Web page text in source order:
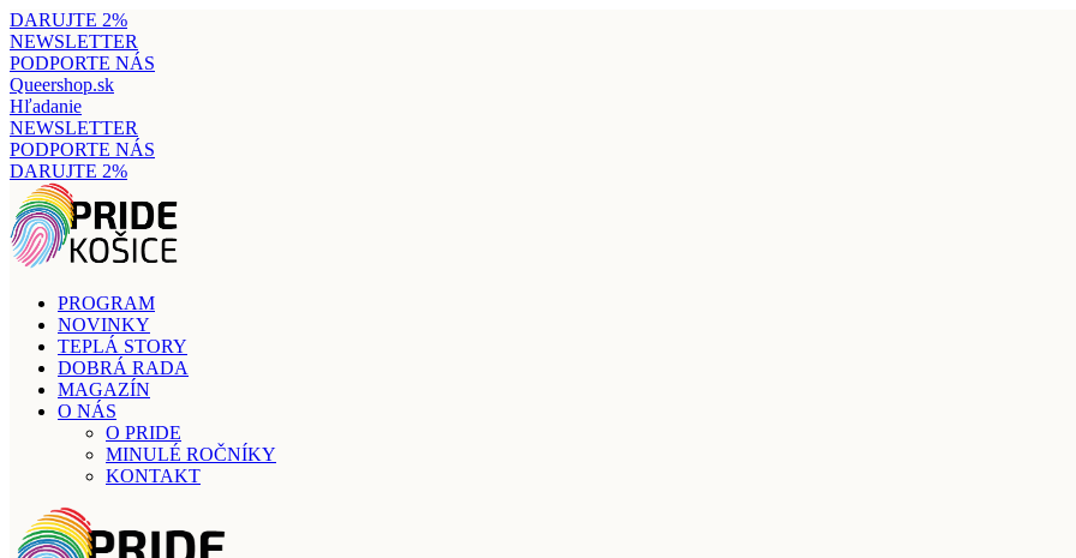
DARUJTE 2%
NEWSLETTER
PODPORTE NÁS
Queershop.sk
Hľadanie
NEWSLETTER
PODPORTE NÁS
DARUJTE 2%
PROGRAM
NOVINKY
TEPLÁ STORY
DOBRÁ RADA
MAGAZÍN
O NÁS
O PRIDE
MINULÉ ROČNÍKY
KONTAKT